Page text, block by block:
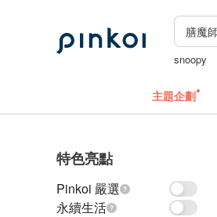
snoopy
主題企劃
特色亮點
Pinkoi 嚴選
永續生活